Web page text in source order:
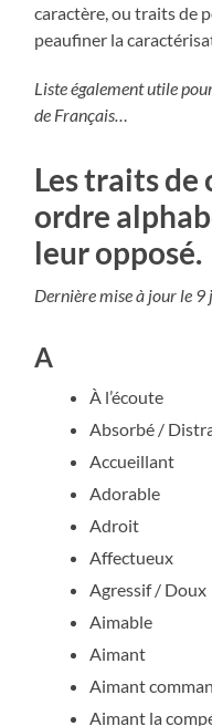
caractère, ou traits de
peaufiner la
Liste également utile
de Français…
Les traits de
ordre
leur opposé.
Dernière mise à jour le
A
À l’écoute
Absorbé /
Accueillant
Adorable
Adroit
Affectueux
Agressif / Doux
Aimable
Aimant
Aimant
Aimant la